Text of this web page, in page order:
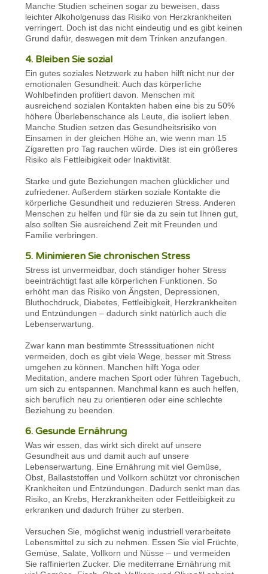
Manche Studien scheinen sogar zu beweisen, dass
leichter Alkoholgenuss das Risiko von Herzkrankheiten
verringert. Doch ist das nicht eindeutig und es gibt keinen
Grund dafür, deswegen mit dem Trinken anzufangen.
4. Bleiben Sie sozial
Ein gutes soziales Netzwerk zu haben hilft nicht nur der
emotionalen Gesundheit. Auch das körperliche
Wohlbefinden profitiert davon. Menschen mit
ausreichend sozialen Kontakten haben eine bis zu 50%
höhere Überlebenschance als Leute, die isoliert leben.
Manche Studien setzen das Gesundheitsrisiko von
Einsamen in der gleichen Höhe an, wie wenn man 15
Zigaretten pro Tag rauchen würde. Dies ist ein größeres
Risiko als Fettleibigkeit oder Inaktivität.
Starke und gute Beziehungen machen glücklicher und
zufriedener. Außerdem stärken soziale Kontakte die
körperliche Gesundheit und reduzieren Stress. Anderen
Menschen zu helfen und für sie da zu sein tut Ihnen gut,
also sollten Sie ausreichend Zeit mit Freunden und
Familie verbringen.
5. Minimieren Sie chronischen Stress
Stress ist unvermeidbar, doch ständiger hoher Stress
beeinträchtigt fast alle körperlichen Funktionen. So
erhöht man das Risiko von Ängsten, Depressionen,
Bluthochdruck, Diabetes, Fettleibigkeit, Herzkrankheiten
und Entzündungen – dadurch sinkt natürlich auch die
Lebenserwartung.
Zwar kann man bestimmte Stresssituationen nicht
vermeiden, doch es gibt viele Wege, besser mit Stress
umgehen zu können. Manchen hilft Yoga oder
Meditation, andere machen Sport oder führen Tagebuch,
um sich zu entspannen. Manchmal kann es auch helfen,
sich beruflich neu zu orientieren oder eine schlechte
Beziehung zu beenden.
6. Gesunde Ernährung
Was wir essen, das wirkt sich direkt auf unsere
Gesundheit aus und damit auch auf unsere
Lebenserwartung. Eine Ernährung mit viel Gemüse,
Obst, Ballaststoffen und Vollkorn schützt vor chronischen
Krankheiten und Entzündungen. Dadurch senkt man das
Risiko, an Krebs, Herzkrankheiten oder Fettleibigkeit zu
erkranken und dadurch früher zu sterben.
Versuchen Sie, möglichst wenig industriell verarbeitete
Lebensmittel zu sich zu nehmen. Essen Sie viel Früchte,
Gemüse, Salate, Vollkorn und Nüsse – und vermeiden
Sie raffinierten Zucker. Die mediterrane Ernährung mit